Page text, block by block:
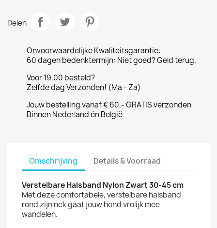
Delen
Onvoorwaardelijke Kwaliteitsgarantie:
60 dagen bedenktermijn: Niet goed? Geld terug.
Voor 19.00 besteld?
Zelfde dag Verzonden! (Ma - Za)
Jouw bestelling vanaf € 60,- GRATIS verzonden
Binnen Nederland én België
Omschrijving Details & Voorraad
Verstelbare Halsband Nylon Zwart 30-45 cm
Met deze comfortabele, verstelbare halsband
rond zijn nek gaat jouw hond vrolijk mee
wandelen.